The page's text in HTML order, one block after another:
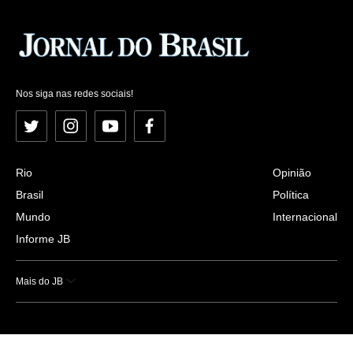
Nos siga nas redes sociais!
Twitter InstagramYouTubeFacebook
Rio
Brasil
Mundo
Informe JB
Opinião
Política
Internacional
Mais do JB
Esportes